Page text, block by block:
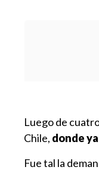
Luego de
Chile, donde
Fue tal la